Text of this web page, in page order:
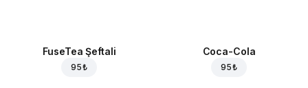
FuseTea Şeftali
95 ₺
Coca-Cola
95 ₺